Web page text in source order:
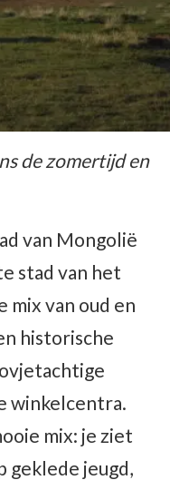
de zomertijd en
van Mongolië
stad van het
mix van oud en
historische
winkelcentra.
mix: je ziet
geklede jeugd,